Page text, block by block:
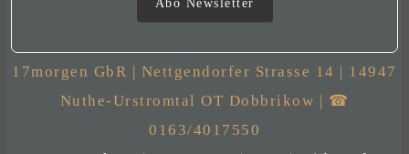
17morgen GbR | Nettgendorfer Strasse 14 | 14947
Nuthe-Urstromtal OT Dobbrikow | ☎
0163/4017550